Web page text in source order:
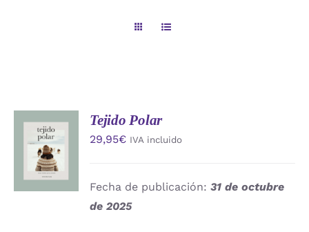
AÑADIR
AL
CARRITO
/
DETALLES
Tejido Polar
29,95€ IVA incluido
Fecha de publicación:31 de octubre
de 2025